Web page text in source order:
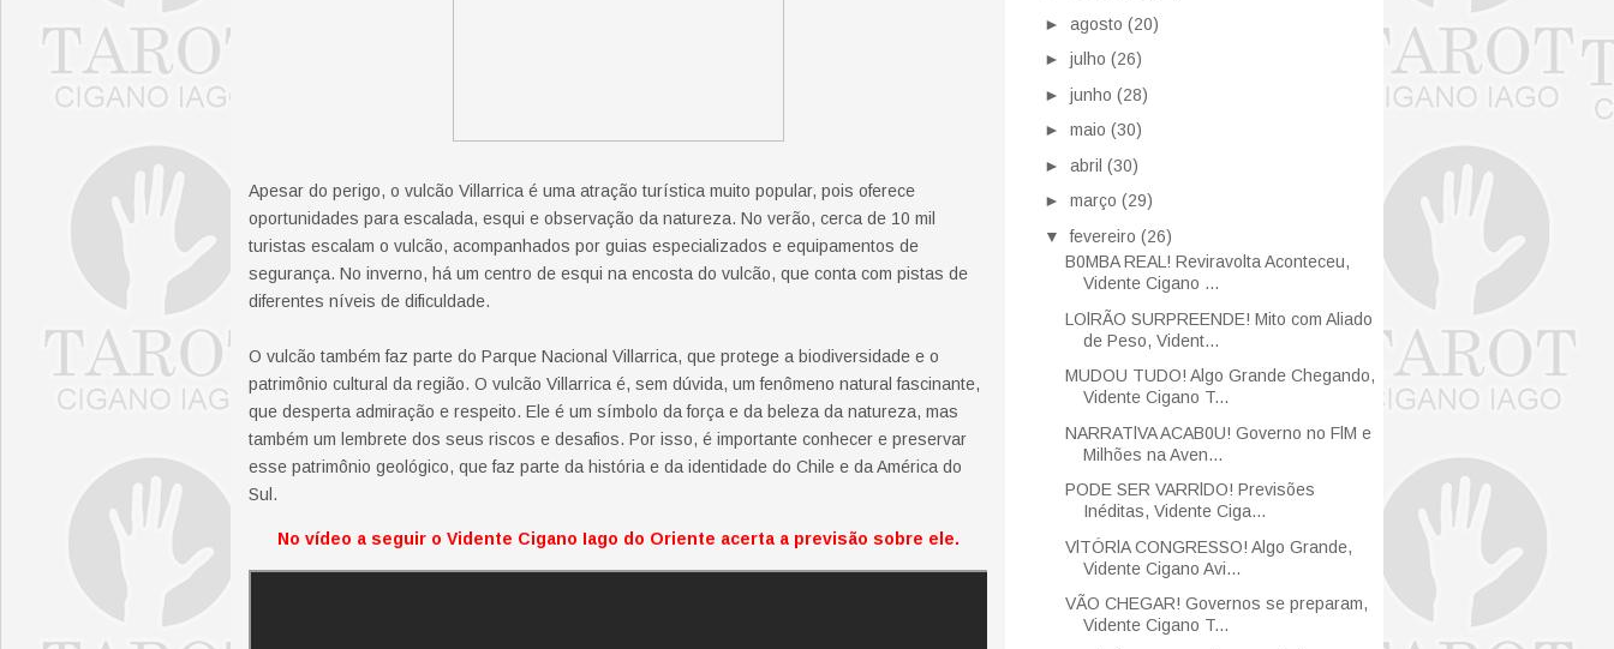
Apesar do perigo, o vulcão Villarrica é uma atração turística muito popular, pois oferece
oportunidades para escalada, esqui e observação da natureza. No verão, cerca de 10 mil
turistas escalam o vulcão, acompanhados por guias especializados e equipamentos de
segurança. No inverno, há um centro de esqui na encosta do vulcão, que conta com pistas de
diferentes níveis de dificuldade.
O vulcão também faz parte do Parque Nacional Villarrica, que protege a biodiversidade e o
patrimônio cultural da região. O vulcão Villarrica é, sem dúvida, um fenômeno natural fascinante,
que desperta admiração e respeito. Ele é um símbolo da força e da beleza da natureza, mas
também um lembrete dos seus riscos e desafios. Por isso, é importante conhecer e preservar
esse patrimônio geológico, que faz parte da história e da identidade do Chile e da América do
Sul.
No vídeo a seguir o Vidente Cigano Iago do Oriente acerta a previsão sobre ele.
► agosto (20)
► julho (26)
► junho (28)
► maio (30)
► abril (30)
► março (29)
▼fevereiro (26)
B0MBA REAL! Reviravolta Aconteceu,
Vidente Cigano ...
LOlRÃO SURPREENDE! Mito com Aliado
de Peso, Vident...
MUDOU TUDO! Algo Grande Chegando,
Vidente Cigano T...
NARRATlVA ACAB0U! Governo no FlM e
Milhões na Aven...
PODE SER VARRlDO! Previsões
Inéditas, Vidente Ciga...
VlTÓRlA CONGRESSO! Algo Grande,
Vidente Cigano Avi...
VÃO CHEGAR! Governos se preparam,
Vidente Cigano T...